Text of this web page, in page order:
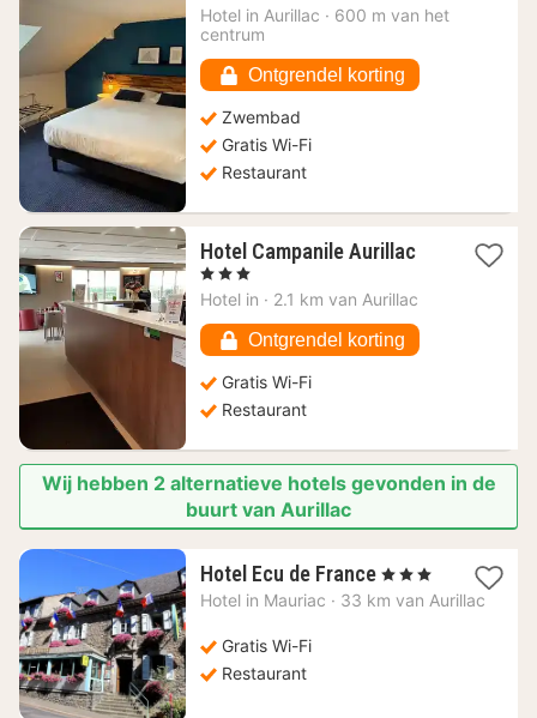
nacht
€
Hotel in Aurillac · 600 m van het
centrum
Ontgrendel korting
Zwembad
Gratis Wi-Fi
Restaurant
Hotel Campanile Aurillac1
vanaf
€
, 3 Sterren
Hotel in · 2.1 km van Aurillac
Ontgrendel korting
Gratis Wi-Fi
Restaurant
Wij hebben 2 alternatieve hotels gevonden in de
buurt van Aurillac
Hotel Ecu de France 1
nacht
, 3 Sterren
Hotel in Mauriac · 33 km van Aurillac
Gratis Wi-Fi
Restaurant